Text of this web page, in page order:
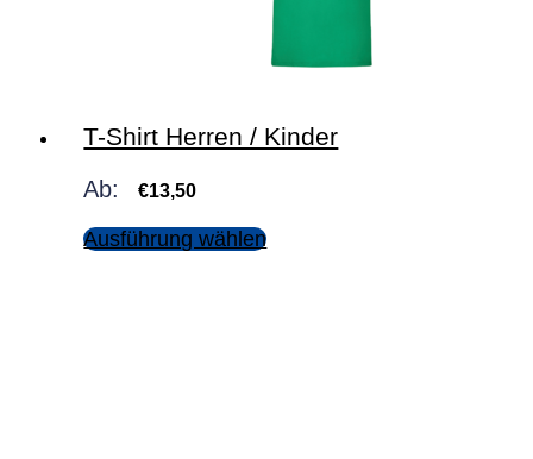
T-Shirt Herren / Kinder
Ab: €13,50
Ausführung wählen